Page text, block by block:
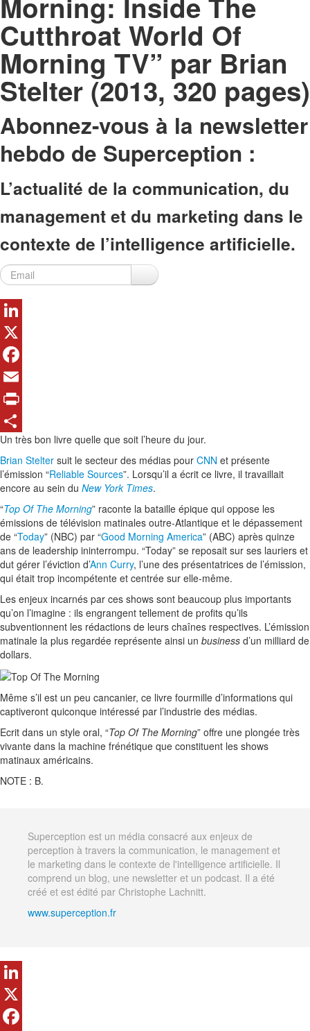
Cutthroat World Of
Morning TV” par Brian
Stelter (2013, 320 pages)
Abonnez-vous à la newsletter
hebdo de Superception :
L’actualité de la communication, du
management et du marketing dans le
contexte de l’intelligence artificielle.
LinkedIn
X
Facebook
Email
Print
Share
Un très bon livre quelle que soit l’heure du jour.
Brian Stelter suit le secteur des médias pour CNN et présente
l’émission “Reliable Sources”. Lorsqu’il a écrit ce livre, il travaillait
encore au sein du New York Times.
“Top Of The Morning” raconte la bataille épique qui oppose les
émissions de télévision matinales outre-Atlantique et le dépassement
de “Today” (NBC) par “Good Morning America” (ABC) après quinze
ans de leadership ininterrompu. “Today” se reposait sur ses lauriers et
dut gérer l’éviction d’Ann Curry, l’une des présentatrices de l’émission,
qui était trop incompétente et centrée sur elle-même.
Les enjeux incarnés par ces shows sont beaucoup plus importants
qu’on l’imagine : ils engrangent tellement de profits qu’ils
subventionnent les rédactions de leurs chaînes respectives. L’émission
matinale la plus regardée représente ainsi un business d’un milliard de
dollars.
Même s’il est un peu cancanier, ce livre fourmille d’informations qui
captiveront quiconque intéressé par l’industrie des médias.
Ecrit dans un style oral, “Top Of The Morning” offre une plongée très
vivante dans la machine frénétique que constituent les shows
matinaux américains.
NOTE : B.
Superception est un média consacré aux enjeux de
perception à travers la communication, le management et
le marketing dans le contexte de l'intelligence artificielle. Il
comprend un blog, une newsletter et un podcast. Il a été
créé et est édité par Christophe Lachnitt.
www.superception.fr
LinkedIn
X